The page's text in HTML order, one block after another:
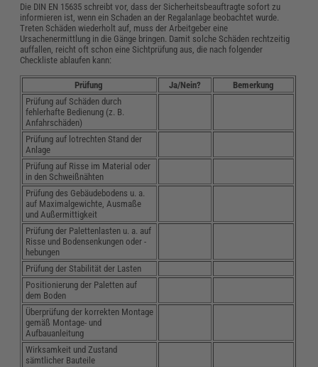
Die DIN EN 15635 schreibt vor, dass der Sicherheitsbeauftragte sofort zu
informieren ist, wenn ein Schaden an der Regalanlage beobachtet wurde.
Treten Schäden wiederholt auf, muss der Arbeitgeber eine
Ursachenermittlung in die Gänge bringen. Damit solche Schäden rechtzeitig
auffallen, reicht oft schon eine Sichtprüfung aus, die nach folgender
Checkliste ablaufen kann:
Prüfung Ja/Nein?
Bemerkung
Prüfung auf Schäden durch
fehlerhafte Bedienung (z. B.
Anfahrschäden)
Prüfung auf lotrechten Stand der
Anlage
Prüfung auf Risse im Material oder
in den Schweißnähten
Prüfung des Gebäudebodens u. a.
auf Maximalgewichte, Ausmaße
und Außermittigkeit
Prüfung der Palettenlasten u. a. auf
Risse und Bodensenkungen oder -
hebungen
Prüfung der Stabilität der Lasten
Positionierung der Paletten auf
dem Boden
Überprüfung der korrekten Montage
gemäß Montage- und
Aufbauanleitung
Wirksamkeit und Zustand
sämtlicher Bauteile